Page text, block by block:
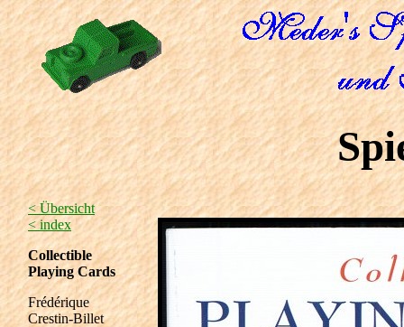
< Übersicht
< index
Collectible
Playing Cards
Frédérique
Crestin-Billet